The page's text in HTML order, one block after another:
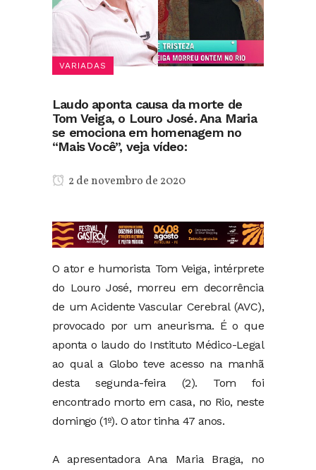
VARIADAS
Laudo aponta causa da morte de
Tom Veiga, o Louro José. Ana Maria
se emociona em homenagem no
“Mais Você”, veja vídeo:
2 de novembro de 2020
O ator e humorista Tom Veiga, intérprete
do Louro José, morreu em decorrência
de um Acidente Vascular Cerebral (AVC),
provocado por um aneurisma. É o que
aponta o laudo do Instituto Médico-Legal
ao qual a Globo teve acesso na manhã
desta segunda-feira (2). Tom foi
encontrado morto em casa, no Rio, neste
domingo (1º). O ator tinha 47 anos.
A apresentadora Ana Maria Braga, no